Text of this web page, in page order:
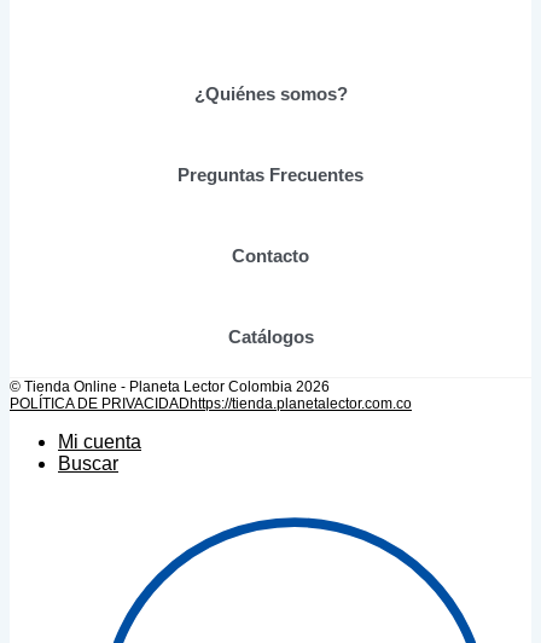
en
producto
¿Quiénes somos?
Preguntas Frecuentes
Contacto
Catálogos
© Tienda Online - Planeta Lector Colombia 2026
POLÍTICA DE PRIVACIDADhttps://tienda.planetalector.com.co
Mi cuenta
Buscar